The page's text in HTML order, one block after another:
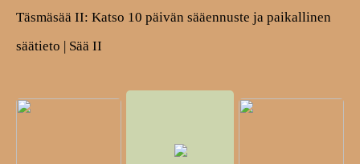
Täsmäsää II: Katso 10 päivän sääennuste ja paikallinen
säätieto | Sää II